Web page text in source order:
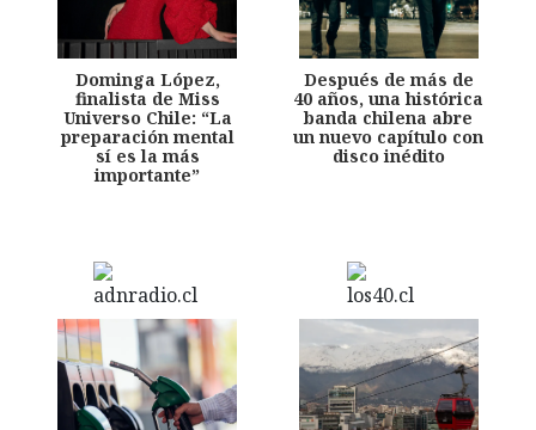
Dominga López,
finalista de Miss
Universo Chile: “La
preparación mental
sí es la más
importante”
Después de más de
40 años, una histórica
banda chilena abre
un nuevo capítulo con
disco inédito